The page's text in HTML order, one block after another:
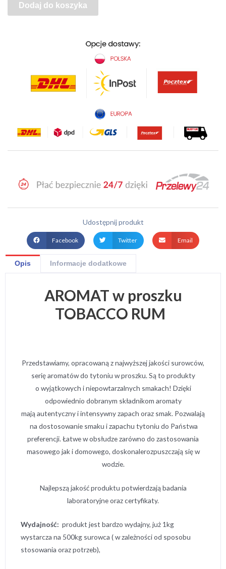
Dodaj do koszyka
Udostępnij produkt
Facebook Twitter Email
Opis Informacje dodatkowe
AROMAT w proszku
TOBACCO RUM
Przedstawiamy, opracowaną z najwyższej jakości surowców,
serię aromatów do tytoniu w proszku. Są to produkty
o wyjątkowych i niepowtarzalnych smakach! Dzięki
odpowiednio dobranym składnikom aromaty
mają autentyczny i intensywny zapach oraz smak. Pozwalają
na dostosowanie smaku i zapachu tytoniu do Państwa
preferencji. Łatwe w obsłudze zarówno do zastosowania
masowego jak i domowego, doskonalerozpuszczają się w
wodzie.
Najlepszą jakość produktu potwierdzają badania
laboratoryjne oraz certyfikaty.
Wydajność: produkt jest bardzo wydajny, już 1kg
wystarcza na 500kg surowca ( w zależności od sposobu
stosowania oraz potrzeb),